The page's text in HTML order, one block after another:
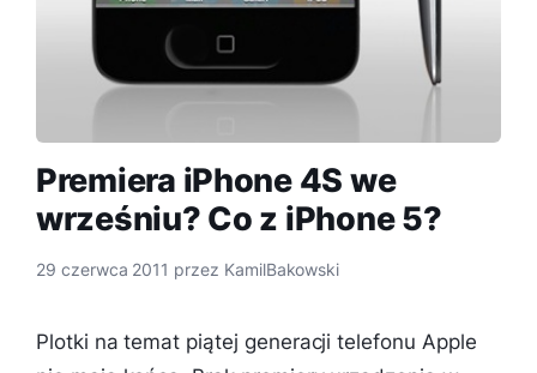
Premiera iPhone 4S we
wrześniu? Co z iPhone 5?
29 czerwca 2011 przez KamilBakowski
Plotki na temat piątej generacji telefonu Apple